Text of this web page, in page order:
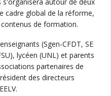
cadre global de la réforme,
de formation.
(Sgen-CFDT, SE
lycéen (UNL) et parents
partenaires de
des directeurs